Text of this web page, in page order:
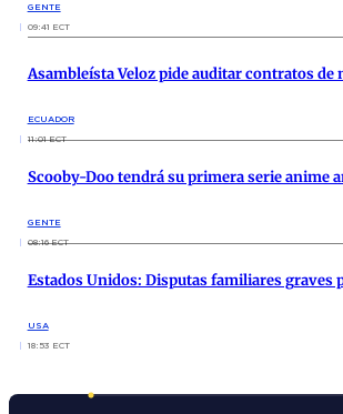
GENTE
09:41 ECT
Asambleísta Veloz pide auditar contratos
ECUADOR
11:01 ECT
Scooby-Doo tendrá su primera serie anime
GENTE
08:16 ECT
Estados Unidos: Disputas familiares graves
USA
18:53 ECT